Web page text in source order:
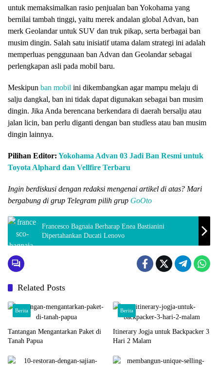
untuk memaksimalkan rasio penjualan ban Yokohama yang
bernilai tambah tinggi, yaitu merek andalan global Advan, ban
merk Geolandar untuk SUV dan truk pikap, serta berbagai ban
musim dingin. Salah satu inisiatif utama dalam strategi ini adalah
memperluas penggunaan ban Advan dan Geolandar sebagai
perlengkapan asli pada mobil baru.
Meskipun ban mobil ini dikembangkan agar mampu melaju di
salju dangkal, ban ini tidak dapat digunakan sebagai ban musim
dingin. Jika Anda berencana berkendara di daerah bersalju atau
jalan licin, ban perlu diganti dengan ban studless atau ban musim
dingin lainnya.
Pilihan Editor: Yokohama Advan 03 Jadi Ban Resmi untuk
Toyota Alphard dan Vellfire Terbaru
Ingin berdiskusi dengan redaksi mengenai artikel di atas? Mari
bergabung di grup Telegram pilih grup GoOto
Francesco Bagnaia Berharap Enea Bastianini
Dipertahankan Ducati Lenovo
Related Posts
Berita
Tantangan Mengantarkan Paket di
Tanah Papua
Berita
Itinerary Jogja untuk Backpacker 3
Hari 2 Malam